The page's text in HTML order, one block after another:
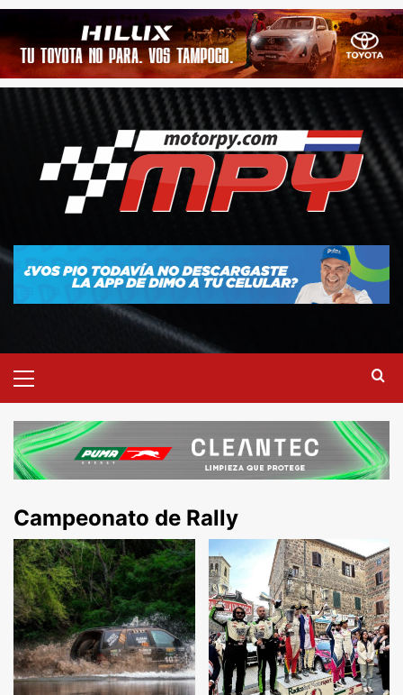
Campeonato de Rally